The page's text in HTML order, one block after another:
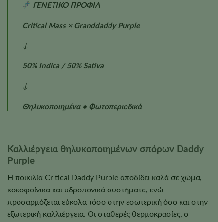
ΓΕΝΕΤΙΚΟ ΠΡΟΦΙΛ
Critical Mass × Granddaddy Purple
↓
50% Indica / 50% Sativa
↓
Θηλυκοποιημένα • Φωτοπεριοδικά
Καλλιέργεια θηλυκοποιημένων σπόρων Daddy
Purple
Η ποικιλία Critical Daddy Purple αποδίδει καλά σε χώμα,
κοκοφοίνικα και υδροπονικά συστήματα, ενώ
προσαρμόζεται εύκολα τόσο στην εσωτερική όσο και στην
εξωτερική καλλιέργεια. Οι σταθερές θερμοκρασίες, ο